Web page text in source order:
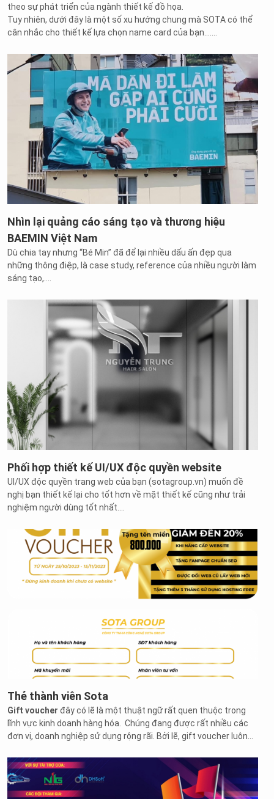
theo sự phát triển của ngành thiết kế đồ họa.
Tuy nhiên, dưới đây là một số xu hướng chung mà SOTA có thể
cân nhắc cho thiết kế lựa chọn name card của bạn.......
Nhìn lại quảng cáo sáng tạo và thương hiệu
BAEMIN Việt Nam
Dù chia tay nhưng “Bé Min” đã để lại nhiều dấu ấn đẹp qua
những thông điệp, là case study, reference của nhiều người làm
sáng tạo,....
Phối hợp thiết kế UI/UX độc quyền website
UI/UX độc quyền trang web của bạn (sotagroup.vn) muốn đề
nghị bạn thiết kế lại cho tốt hơn về mặt thiết kế cũng như trải
nghiệm người dùng tốt nhất....
Thẻ thành viên Sota
Gift voucher đây có lẽ là một thuật ngữ rất quen thuộc trong
lĩnh vực kinh doanh hàng hóa. Chúng đang được rất nhiều các
đơn vị, doanh nghiệp sử dụng rộng rãi. Bởi lẽ, gift voucher luôn
doanh nghiệp.